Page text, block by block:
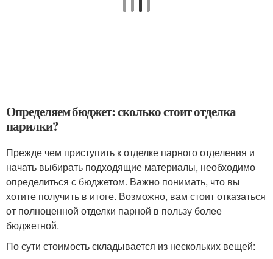
Определяем бюджет: сколько стоит отделка
парилки?
Прежде чем приступить к отделке парного отделения и
начать выбирать подходящие материалы, необходимо
определиться с бюджетом. Важно понимать, что вы
хотите получить в итоге. Возможно, вам стоит отказаться
от полноценной отделки парной в пользу более
бюджетной.
По сути стоимость складывается из нескольких вещей: